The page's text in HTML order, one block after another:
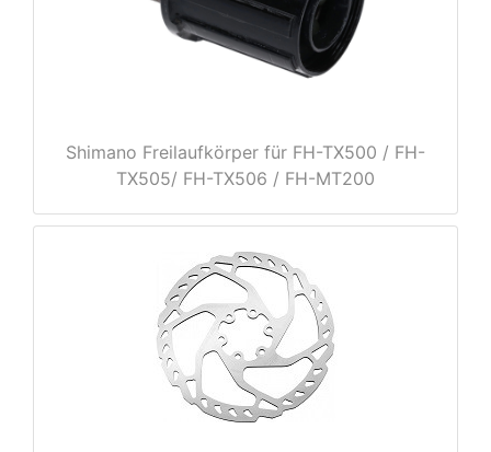
Shimano Freilaufkörper für FH-TX500 / FH-
TX505/ FH-TX506 / FH-MT200